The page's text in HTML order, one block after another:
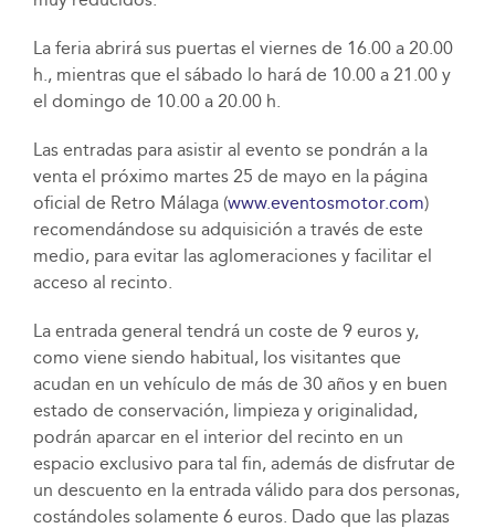
La feria abrirá sus puertas el viernes de 16.00 a 20.00
h., mientras que el sábado lo hará de 10.00 a 21.00 y
el domingo de 10.00 a 20.00 h.
Las entradas para asistir al evento se pondrán a la
venta el próximo martes 25 de mayo en la página
oficial de Retro Málaga (www.eventosmotor.com)
recomendándose su adquisición a través de este
medio, para evitar las aglomeraciones y facilitar el
acceso al recinto.
La entrada general tendrá un coste de 9 euros y,
como viene siendo habitual, los visitantes que
acudan en un vehículo de más de 30 años y en buen
estado de conservación, limpieza y originalidad,
podrán aparcar en el interior del recinto en un
espacio exclusivo para tal fin, además de disfrutar de
un descuento en la entrada válido para dos personas,
costándoles solamente 6 euros. Dado que las plazas